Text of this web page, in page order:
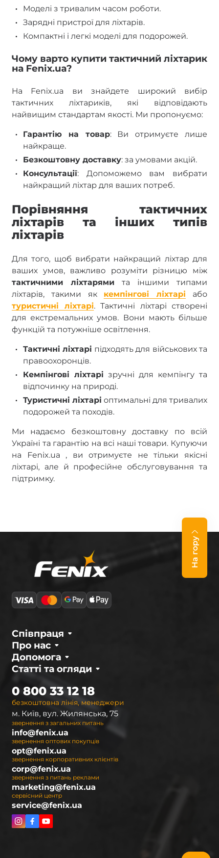
Моделі з тривалим часом роботи.
Зарядні пристрої для ліхтарів.
Компактні і легкі моделі для подорожей.
Чому варто купити тактичний ліхтарик
на Fenix.ua?
На Fenix.ua ви знайдете широкий вибір
тактичних ліхтариків, які відповідають
найвищим стандартам якості. Ми пропонуємо:
Гарантію на товар: Ви отримуєте лише
найкраще.
Безкоштовну доставку: за умовами акцій.
Консультації: Допоможемо вам вибрати
найкращий ліхтар для ваших потреб.
Порівняння тактичних
ліхтарів та інших типів
ліхтарів
Для того, щоб вибрати найкращий ліхтар для
ваших умов, важливо розуміти різницю між
тактичними ліхтарями та іншими типами
ліхтарів, такими як кемпінгові ліхтарі або
туристичні ліхтарі. Тактичні ліхтарі створені
для екстремальних умов. Вони мають більше
функцій та потужніше освітлення.
Тактичні ліхтарі підходять для військових та
правоохоронців.
Кемпінгові ліхтарі зручні для кемпінгу та
відпочинку на природі.
Туристичні ліхтарі оптимальні для тривалих
подорожей та походів.
Ми надаємо безкоштовну доставку по всій
Україні та гарантію на всі наші товари. Купуючи
на Fenix.ua , ви отримуєте не тільки якісні
ліхтарі, але й професійне обслуговування та
підтримку.
На гору
Про нас
Співпраця
Статті та огляди
Допомога
безкоштовна лінія, менеджери
0 800 33 12 18
м. Київ, вул. Жилянська, 75
звернення з загальних питань
info@fenix.ua
звернення оптових покупців
opt@fenix.ua
звернення корпоративних клієнтів
corp@fenix.ua
звернення з питань реклами
marketing@fenix.ua
сервісний центр
service@fenix.ua